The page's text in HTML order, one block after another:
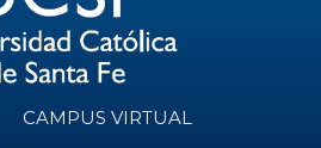
CAMPUS VIRTUAL